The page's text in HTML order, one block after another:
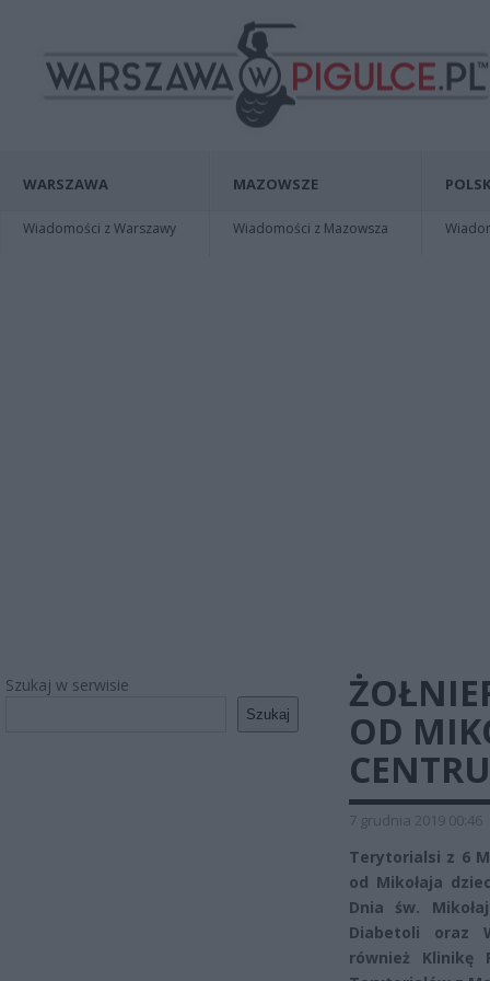
WARSZAWA
Wiadomości z Warszawy
MAZOWSZE
Wiadomości z Mazowsza
Szukaj w serwisie
Szukaj
OD
7 grudnia 2019 00:46
Terytorialsi z 6
od Mikołaja
Dnia św.
Diabetoli oraz
również